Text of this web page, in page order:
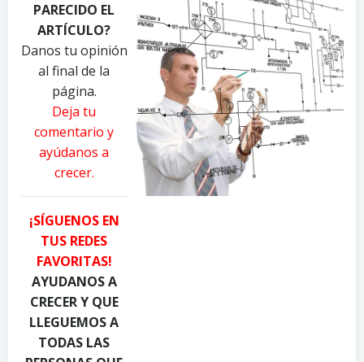
PARECIDO EL
ARTÍCULO?
Danos tu opinión
al final de la
página.
Deja tu
comentario y
ayúdanos a
crecer.
¡SÍGUENOS EN
TUS REDES
FAVORITAS!
AYUDANOS A
CRECER Y QUE
LLEGUEMOS A
TODAS LAS